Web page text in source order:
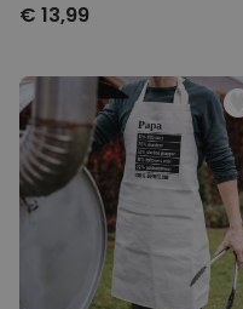
€ 13,99